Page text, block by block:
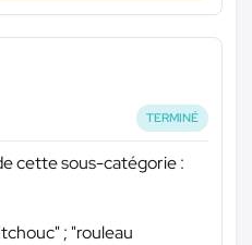
TERMINÉ
cette sous-catégorie :
; "rouleau